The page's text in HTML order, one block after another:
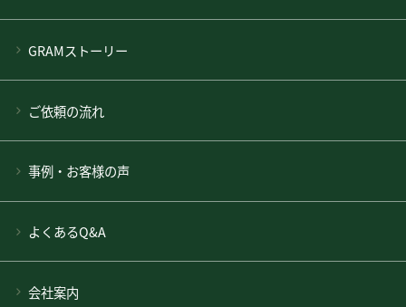
GRAMストーリー
ご依頼の流れ
事例・お客様の声
よくあるQ&A
会社案内